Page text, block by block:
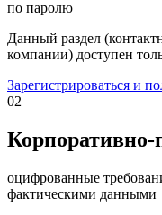
по паролю
Данный раздел
компании) доступен
Зарегистрироваться и
02
Корпоративно-
оцифрованные
фактическими данными